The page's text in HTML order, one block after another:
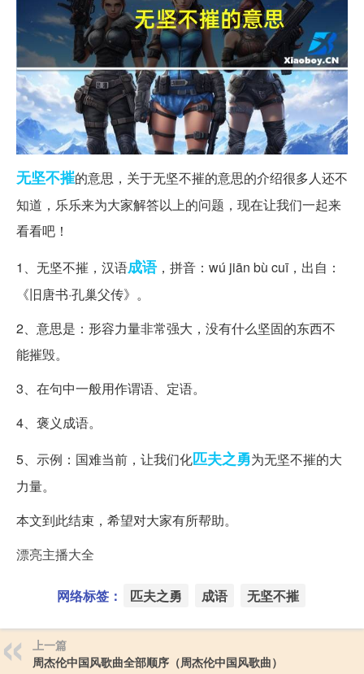
无坚不摧的意思，关于无坚不摧的意思的介绍很多人还不
知道，乐乐来为大家解答以上的问题，现在让我们一起来
看看吧！
1、无坚不摧，汉语成语，拼音：wú jiān bù cuī，出自：
《旧唐书·孔巢父传》。
2、意思是：形容力量非常强大，没有什么坚固的东西不
能摧毁。
3、在句中一般用作谓语、定语。
4、褒义成语。
5、示例：国难当前，让我们化匹夫之勇为无坚不摧的大
力量。
本文到此结束，希望对大家有所帮助。
漂亮主播大全
网络标签： 匹夫之勇 成语 无坚不摧
上一篇
周杰伦中国风歌曲全部顺序（周杰伦中国风歌曲）